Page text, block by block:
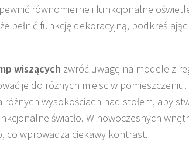
równomierne i funkcjonalne
pełnić funkcję dekoracyjną,
wiszących zwróć uwagę na modele z
je do różnych miejsc w
różnych wysokościach nad stołem, aby
światło. W nowoczesnych
co wprowadza ciekawy kontrast.